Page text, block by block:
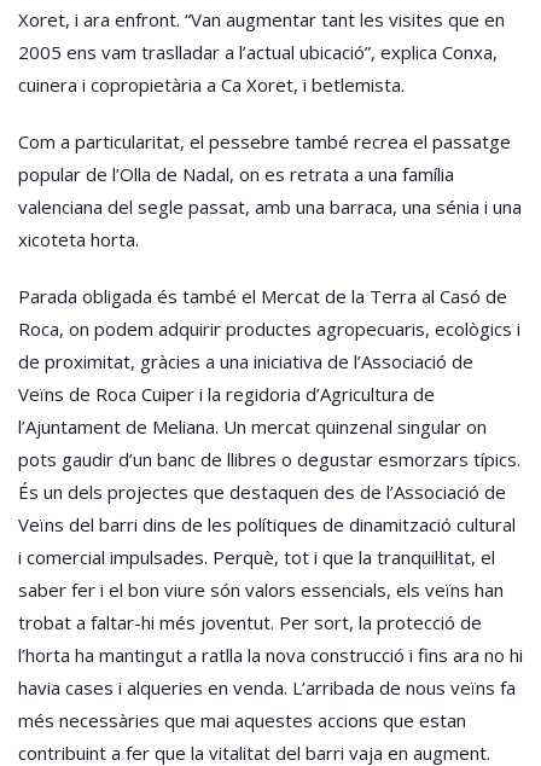
Xoret, i ara enfront. “Van augmentar tant les visites que en
2005 ens vam traslladar a l’actual ubicació”, explica Conxa,
cuinera i copropietària a Ca Xoret, i betlemista.
Com a particularitat, el pessebre també recrea el passatge
popular de l’Olla de Nadal, on es retrata a una família
valenciana del segle passat, amb una barraca, una sénia i una
xicoteta horta.
Parada obligada és també el Mercat de la Terra al Casó de
Roca, on podem adquirir productes agropecuaris, ecològics i
de proximitat, gràcies a una iniciativa de l’Associació de
Veïns de Roca Cuiper i la regidoria d’Agricultura de
l’Ajuntament de Meliana. Un mercat quinzenal singular on
pots gaudir d’un banc de llibres o degustar esmorzars típics.
És un dels projectes que destaquen des de l’Associació de
Veïns del barri dins de les polítiques de dinamització cultural
i comercial impulsades. Perquè, tot i que la tranquil·litat, el
saber fer i el bon viure són valors essencials, els veïns han
trobat a faltar-hi més joventut. Per sort, la protecció de
l’horta ha mantingut a ratlla la nova construcció i fins ara no hi
havia cases i alqueries en venda. L’arribada de nous veïns fa
més necessàries que mai aquestes accions que estan
contribuint a fer que la vitalitat del barri vaja en augment.